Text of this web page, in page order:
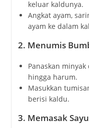
keluar kaldunya.
Angkat ayam,
ayam ke dalam
2. Menumis
Panaskan
hingga harum.
Masukkan
berisi kaldu.
3. Memasak